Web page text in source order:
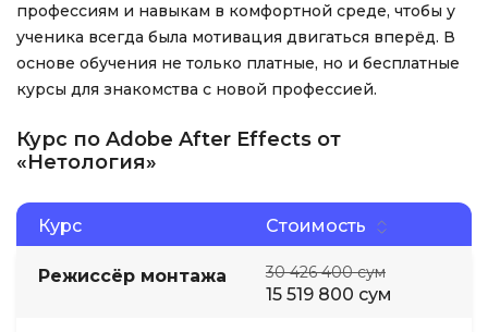
профессиям и навыкам в комфортной среде, чтобы у
ученика всегда была мотивация двигаться вперёд. В
основе обучения не только платные, но и бесплатные
курсы для знакомства с новой профессией.
Курс по Adobe After Effects от
«Нетология»
Курс Стоимость
Режиссёр монтажа 30 426 400 сум
15 519 800 сум